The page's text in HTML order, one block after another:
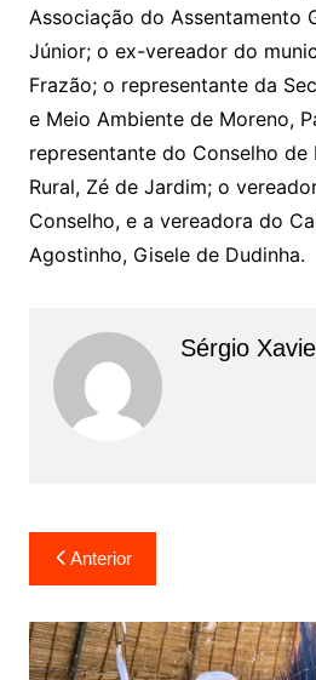
Associação do Assentamento
Júnior; o ex-vereador do
Frazão; o representante da
e Meio Ambiente de Moreno,
representante do Conselho de
Rural, Zé de Jardim; o
Conselho, e a vereadora do
Agostinho, Gisele de Dudinha.
Sérgio
Anterior